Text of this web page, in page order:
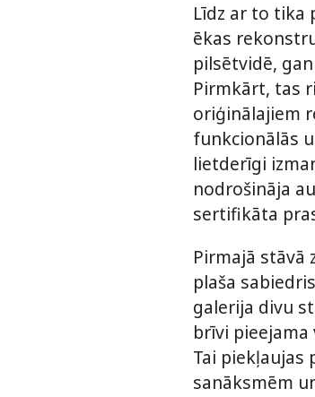
Līdz ar to tika
ēkas
pilsētvidē,
Pirmkārt, tas
oriģinālajiem
funkcionālās
lietderīgi
nodrošināja
sertifikāta
Pirmajā stāvā
plaša
galerija divu
brīvi
Tai piekļaujas
sanāksmēm